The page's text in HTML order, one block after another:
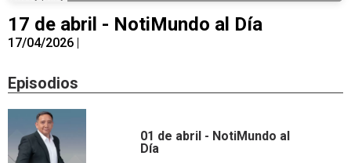
17 de abril - NotiMundo al Día
17/04/2026 |
Episodios
01 de abril - NotiMundo al
Día